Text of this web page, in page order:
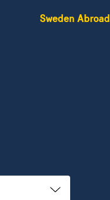
Sweden Abroad